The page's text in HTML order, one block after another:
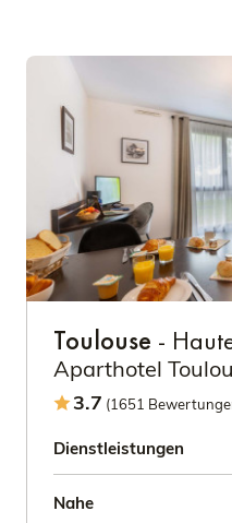
Toulouse -
Aparthotel
3.7 (1651
Dienstleistungen
Nahe